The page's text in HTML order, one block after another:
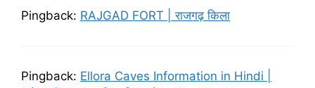
Pingback: RAJGAD FORT | राजगढ़ किला
Pingback: Ellora Caves Information in Hindi |